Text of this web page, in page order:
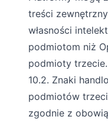
treści
własności
podmiotom niż
podmioty trzecie.
10.2. Znaki
podmiotów
zgodnie z